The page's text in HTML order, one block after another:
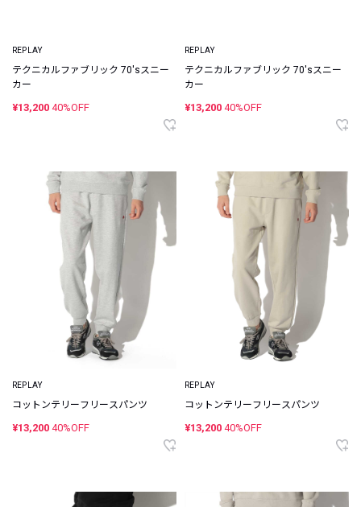
REPLAY
テクニカルファブリック 70'sスニー
カー
¥13,200 40%OFF
REPLAY
テクニカルファブリック 70'sスニー
カー
¥13,200 40%OFF
REPLAY
コットンテリーフリースパンツ
¥13,200 40%OFF
REPLAY
コットンテリーフリースパンツ
¥13,200 40%OFF